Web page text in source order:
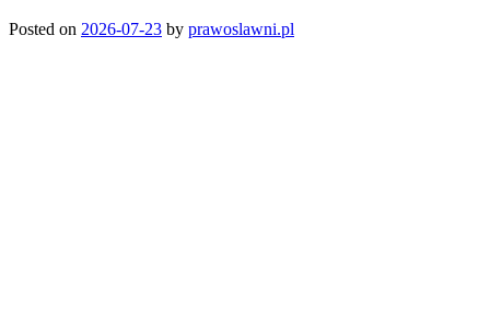
Posted on 2026-07-23 by prawoslawni.pl